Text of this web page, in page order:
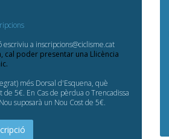
a inscripcions@ciclisme.cat
cal poder presentar una Llicència
més Dorsal d'Esquena, què
5€. En Cas de pèrdua o Trencadissa
suposarà un Nou Cost de 5€.